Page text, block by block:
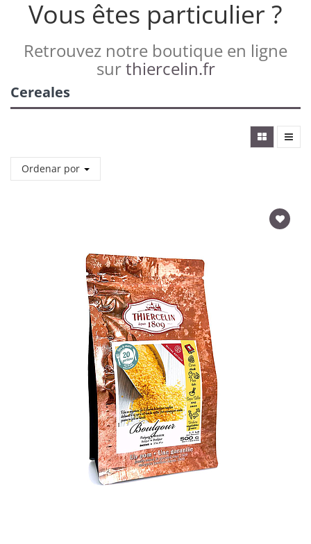
Vous êtes particulier ?
Retrouvez notre boutique en ligne
surthiercelin.fr
Cereales
Ordenar por